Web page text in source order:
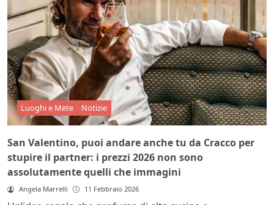
Luoghi e Mete Notizie
San Valentino, puoi andare anche tu da Cracco per
stupire il partner: i prezzi 2026 non sono
assolutamente quelli che immagini
Angela Marrelli 11 Febbraio 2026